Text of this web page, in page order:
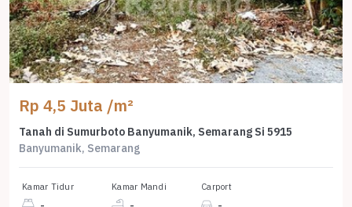
Rp 4,5 Juta /m²
Tanah di Sumurboto Banyumanik, Semarang Si 5915
Banyumanik, Semarang
Kamar Tidur Kamar Mandi Carport